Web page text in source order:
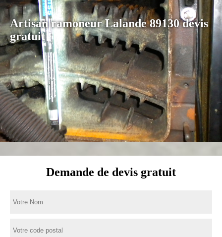
Artisan ramoneur Lalande 89130 devis
gratuit
Demande de devis gratuit